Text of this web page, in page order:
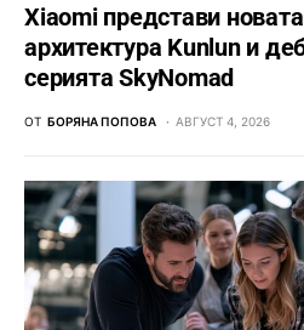
Xiaomi представи
архитектура Kunlun и
серията SkyNomad
ОТ БОРЯНА ПОПОВА АВГУСТ 4, 2026